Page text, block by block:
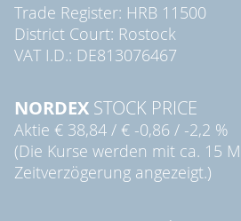
Trade Register: HRB 11500
District Court: Rostock
VAT I.D.: DE813076467
NORDEX STOCK PRICE
Aktie € 38,84 / € -0,86 / -2,2 %
(Die Kurse werden mit ca. 15
Zeitverzögerung angezeigt.)